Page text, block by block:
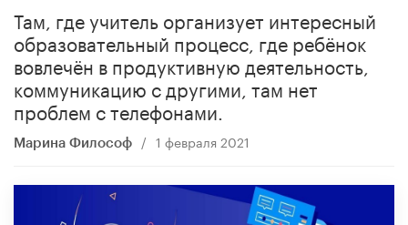
Там, где учитель организует интересный
образовательный процесс, где ребёнок
вовлечён в продуктивную деятельность,
коммуникацию с другими, там нет
проблем с телефонами.
Марина Философ / 1 февраля 2021